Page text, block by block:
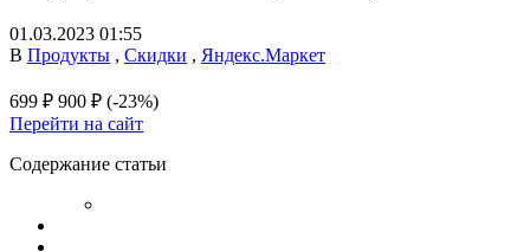
01.03.2023 01:55
В Продукты , Скидки , Яндекс.Маркет
699 ₽ 900 ₽ (-23%)
Перейти на сайт
Содержание статьи